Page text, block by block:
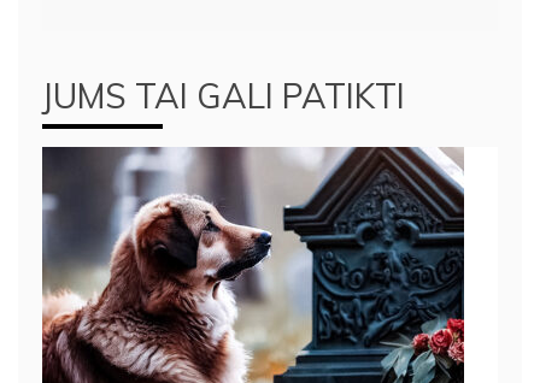
JUMS TAI GALI PATIKTI